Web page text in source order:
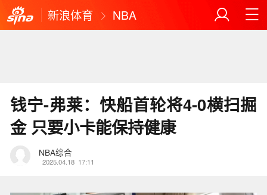
新浪体育 NBA
钱宁-弗莱：快船首轮将4-0横扫掘
金 只要小卡能保持健康
NBA综合
2025.04.18 17:11